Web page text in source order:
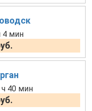
4 мин
40 мин